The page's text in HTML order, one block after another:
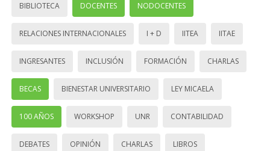
BIBLIOTECA DOCENTES NODOCENTES
RELACIONES INTERNACIONALES I + D IITEA IITAE
INGRESANTES INCLUSIÓN FORMACIÓN CHARLAS
BECAS BIENESTAR UNIVERSITARIO LEY MICAELA
100 AÑOS WORKSHOP UNR CONTABILIDAD
DEBATES OPINIÓN CHARLAS LIBROS